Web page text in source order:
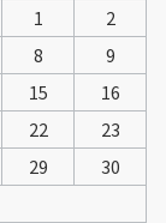
1
2
8
9
15
16
22
23
29
30